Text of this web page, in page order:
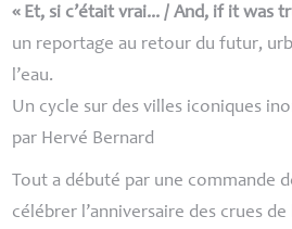
« Et, si c’était vrai... / And, if it was
un reportage au retour du futur,
l’eau.
Un cycle sur des villes iconiques
par Hervé Bernard
Tout a débuté par une commande
célébrer l’anniversaire des crues de